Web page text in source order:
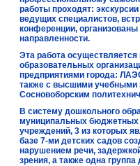
работы проходят:
ведущих специалистов,
конференции,
направленности.
Эта работа
образовательных
предприятиями города:
также с высшими учебными
Сосновоборским
В систему дошкольного
муниципальных
учреждений, 3 из которых
базе 7-ми детских садов
нарушением речи,
зрения, а также одна